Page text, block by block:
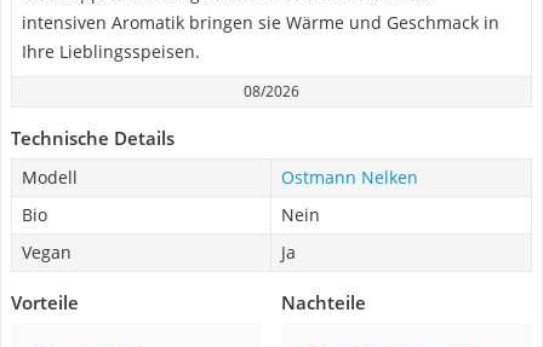
intensiven Aromatik bringen sie Wärme und Geschmack in
Ihre Lieblingsspeisen.
08/2026
Technische Details
Modell
Ostmann Nelken
Bio
Nein
Vegan
Ja
Vorteile Nachteile